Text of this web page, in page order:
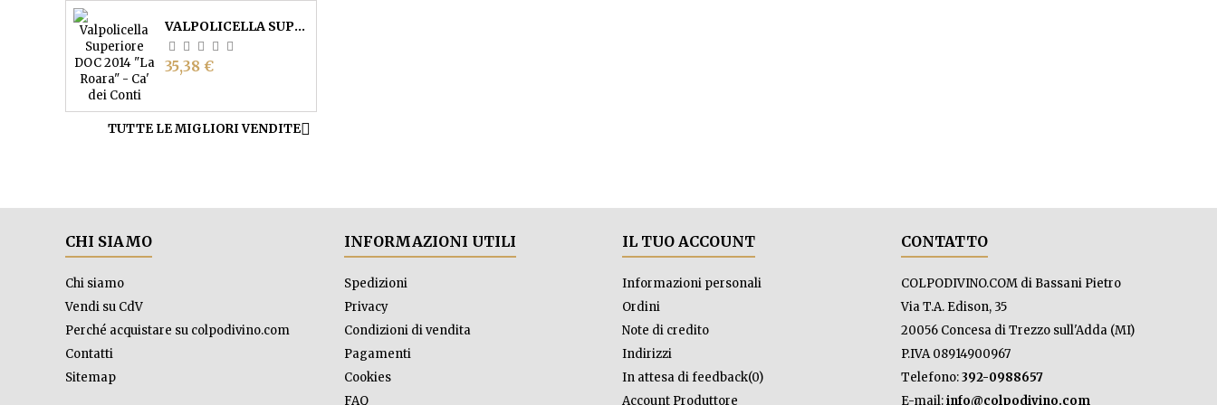
VALPOLICELLA SUPERIORE DOC "LA ROARA" - CA' DEI CONTI
Prezzo
35,38 €
TUTTE LE MIGLIORI VENDITE
CHI SIAMO
Chi siamo
Vendi su CdV
Perché acquistare su colpodivino.com
Contatti
Sitemap
INFORMAZIONI UTILI
Spedizioni
Privacy
Condizioni di vendita
Pagamenti
Cookies
FAQ
IL TUO ACCOUNT
Informazioni personali
Ordini
Note di credito
Indirizzi
In attesa di feedback(0)
Account Produttore
CONTATTO
COLPODIVINO.COM di Bassani Pietro
Via T.A. Edison, 35
20056 Concesa di Trezzo sull'Adda (MI)
P.IVA 08914900967
Telefono:392-0988657
E-mail:info@colpodivino.com